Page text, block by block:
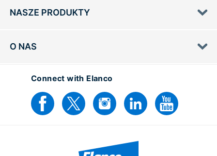
NASZE PRODUKTY
O NAS
Connect with Elanco